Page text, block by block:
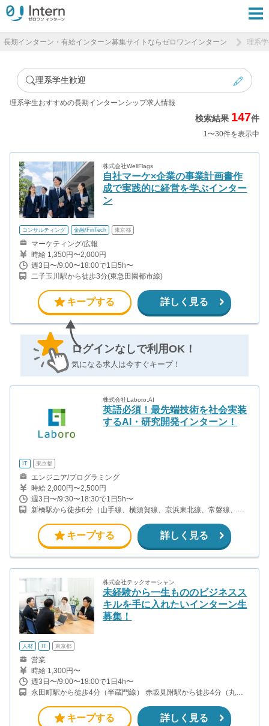
長期インターン・有給インターン募集サイトならゼロワンインターン 理系
理系学生歓迎
理系学生おすすめの長期インターンシップ求人情報
検索結果 147件
1〜30件を表示中
株式会社WellFlags
自社マーケ×企業の事業計画書作
成で実践的に経営を学ぶインター
ン
コンサルティング 金融/FinTech 東京都
マーケティング/広報
時給 1,350円〜2,000円
週3日〜/9:00〜18:00で1日5h〜
二子玉川駅から徒歩3分(東急田園都市線)
キープする 詳しく見る
ログインなしで利用OK！
気になる求人は今すぐキープ！
株式会社Laboro.AI
英語必須！最先端技術を社会実装
するAI・研究開発インターン！
IT 東京都
エンジニア/プログラミング
時給 2,000円〜2,500円
週3日〜/9:30〜18:30で1日5h〜
新橋駅から徒歩6分（山手線、横須賀線、京浜東北線、常磐線、ほ
線） 東銀座駅から徒歩6分（日比谷線、都営浅草線）
キープする 詳しく見る
株式会社テックオーシャン
未経験から一生もののビジネスス
キルを手に入れたいインターン生
募集！
人材 IT 東京都
営業
時給 1,300円〜
週3日〜/9:00〜18:00で1日4h〜
永田町駅から徒歩4分（半蔵門線） 赤坂見附駅から徒歩4分（丸ノ
キープする 詳しく見る